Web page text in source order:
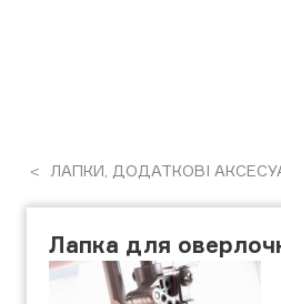
ЛАПКИ, ДОДАТКОВІ
Лапка для